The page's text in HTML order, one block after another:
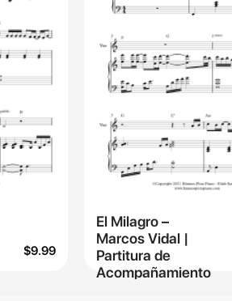
$9.99
El Milagro –
Marcos Vidal |
Partitura de
Acompañamiento